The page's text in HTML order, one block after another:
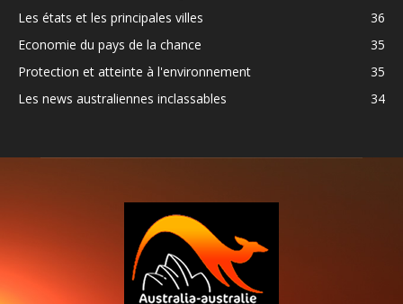
Les états et les principales villes
36
Economie du pays de la chance
35
Protection et atteinte à l'environnement
35
Les news australiennes inclassables
34